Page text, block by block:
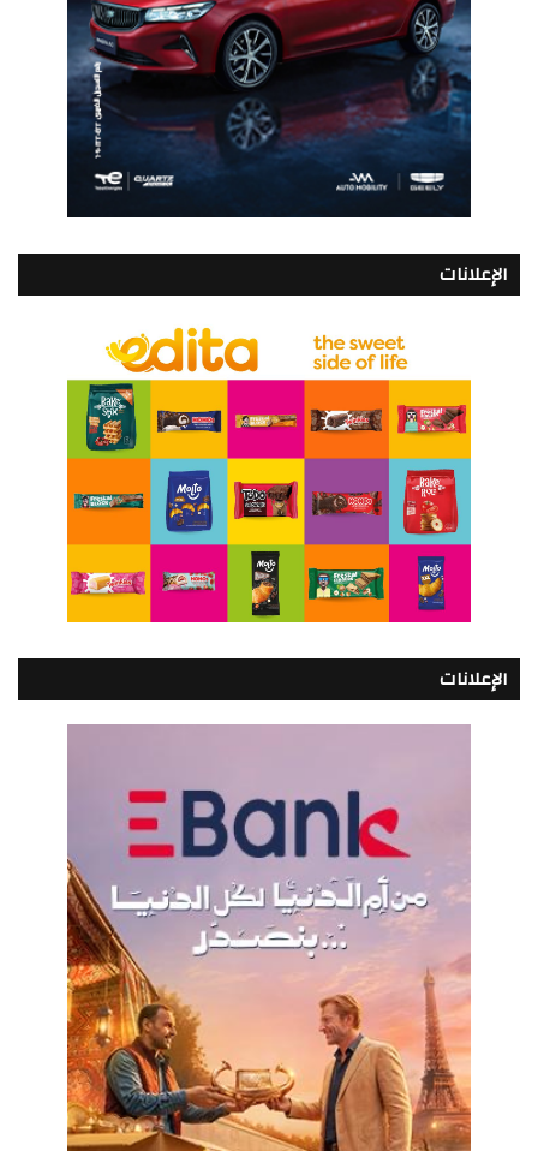
الإعلانات
الإعلانات